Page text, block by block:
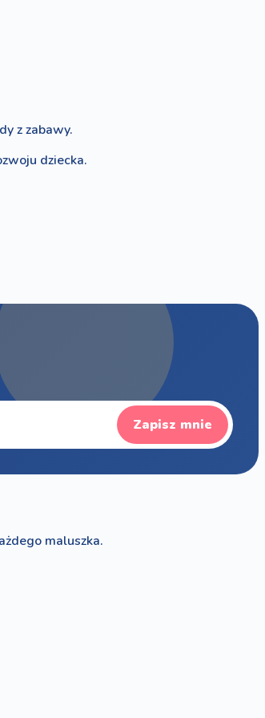
z zabawy.
dziecka.
Zapisz mnie
maluszka.